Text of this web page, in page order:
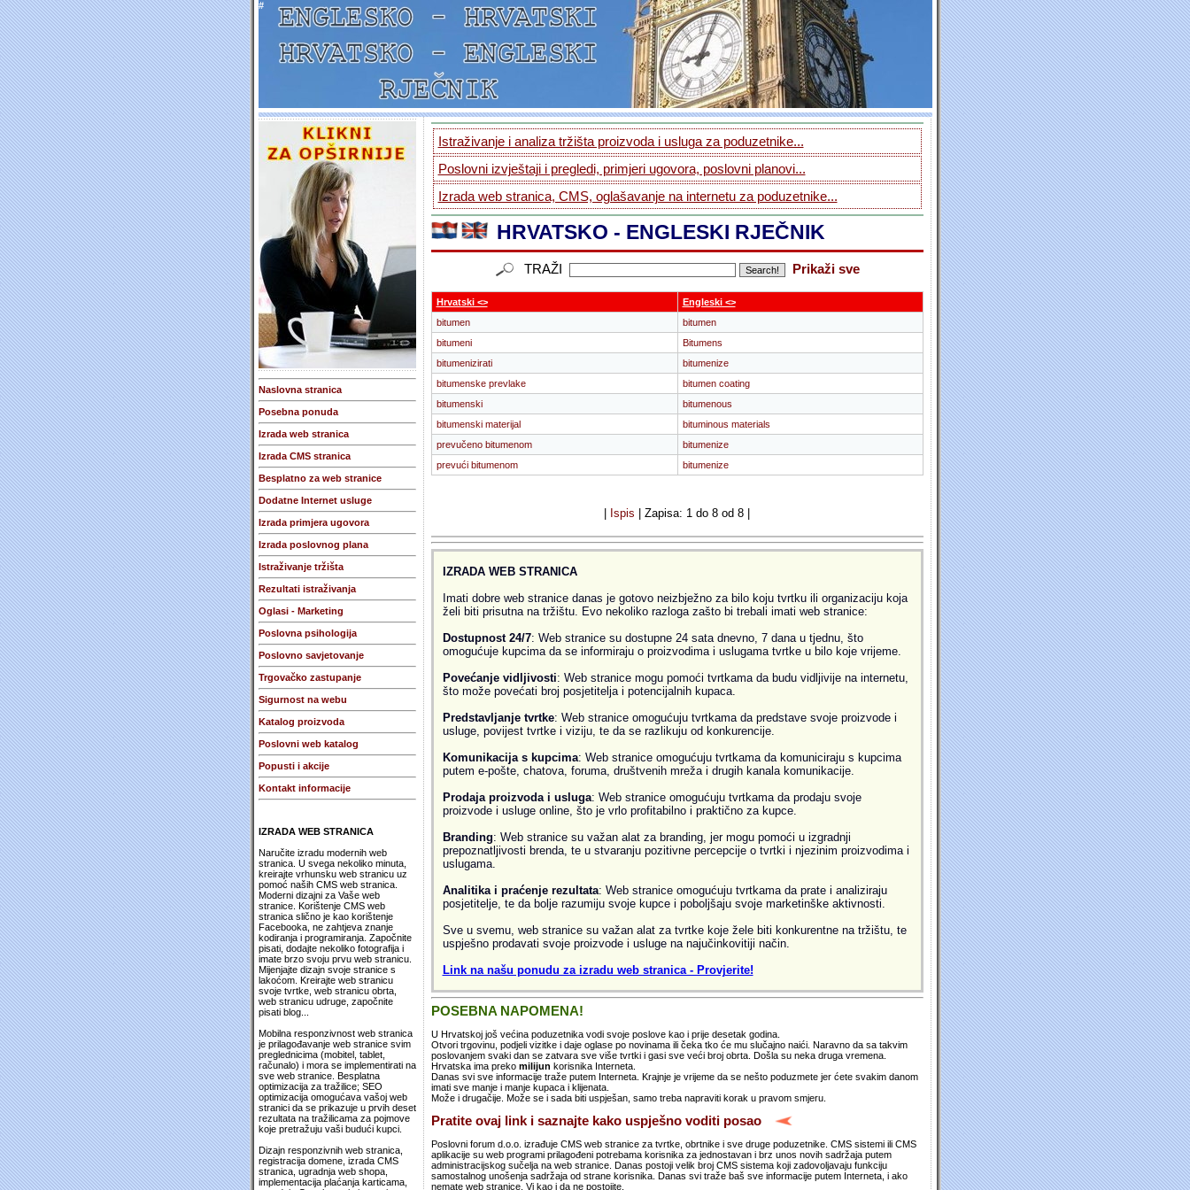
#
Naslovna stranica
Posebna ponuda
Izrada web stranica
Izrada CMS stranica
Besplatno za web stranice
Dodatne Internet usluge
Izrada primjera ugovora
Izrada poslovnog plana
Istraživanje tržišta
Rezultati istraživanja
Oglasi - Marketing
Poslovna psihologija
Poslovno savjetovanje
Trgovačko zastupanje
Sigurnost na webu
Katalog proizvoda
Poslovni web katalog
Popusti i akcije
Kontakt informacije
IZRADA WEB STRANICA
Naručite izradu modernih web
stranica. U svega nekoliko minuta,
kreirajte vrhunsku web stranicu uz
pomoć naših CMS web stranica.
Moderni dizajni za Vaše web
stranice. Korištenje CMS web
stranica slično je kao korištenje
Facebooka, ne zahtjeva znanje
kodiranja i programiranja. Započnite
pisati, dodajte nekoliko fotografija i
imate brzo svoju prvu web stranicu.
Mijenjajte dizajn svoje stranice s
lakoćom. Kreirajte web stranicu
svoje tvrtke, web stranicu obrta,
web stranicu udruge, započnite
pisati blog...
Mobilna responzivnost web stranica
je prilagođavanje web stranice svim
preglednicima (mobitel, tablet,
računalo) i mora se implementirati na
sve web stranice. Besplatna
optimizacija za tražilice; SEO
optimizacija omogućava vašoj web
stranici da se prikazuje u prvih deset
rezultata na tražilicama za pojmove
koje pretražuju vaši budući kupci.
Dizajn responzivnih web stranica,
registracija domene, izrada CMS
stranica, ugradnja web shopa,
implementacija plaćanja karticama,
Istraživanje i analiza tržišta proizvoda i usluga za poduzetnike...
Poslovni izvještaji i pregledi, primjeri ugovora, poslovni planovi...
Izrada web stranica, CMS, oglašavanje na internetu za poduzetnike...
HRVATSKO - ENGLESKI RJEČNIK
TRAŽI Prikaži sve
Hrvatski <>
Engleski <>
bitumen
bitumen
bitumeni
Bitumens
bitumenizirati
bitumenize
bitumenske prevlake
bitumen coating
bitumenski
bitumenous
bitumenski materijal
bituminous materials
prevučeno bitumenom
bitumenize
prevući bitumenom
bitumenize
Ispis | Zapisa: 1 do 8 od 8 |
IZRADA WEB STRANICA
Imati dobre web stranice danas je gotovo neizbježno za bilo koju tvrtku ili organizaciju koja
želi biti prisutna na tržištu. Evo nekoliko razloga zašto bi trebali imati web stranice:
Dostupnost 24/7: Web stranice su dostupne 24 sata dnevno, 7 dana u tjednu, što
omogućuje kupcima da se informiraju o proizvodima i uslugama tvrtke u bilo koje vrijeme.
Povećanje vidljivosti: Web stranice mogu pomoći tvrtkama da budu vidljivije na internetu,
što može povećati broj posjetitelja i potencijalnih kupaca.
Predstavljanje tvrtke: Web stranice omogućuju tvrtkama da predstave svoje proizvode i
usluge, povijest tvrtke i viziju, te da se razlikuju od konkurencije.
Komunikacija s kupcima: Web stranice omogućuju tvrtkama da komuniciraju s kupcima
putem e-pošte, chatova, foruma, društvenih mreža i drugih kanala komunikacije.
Prodaja proizvoda i usluga: Web stranice omogućuju tvrtkama da prodaju svoje
proizvode i usluge online, što je vrlo profitabilno i praktično za kupce.
Branding: Web stranice su važan alat za branding, jer mogu pomoći u izgradnji
prepoznatljivosti brenda, te u stvaranju pozitivne percepcije o tvrtki i njezinim proizvodima i
uslugama.
Analitika i praćenje rezultata: Web stranice omogućuju tvrtkama da prate i analiziraju
posjetitelje, te da bolje razumiju svoje kupce i poboljšaju svoje marketinške aktivnosti.
Sve u svemu, web stranice su važan alat za tvrtke koje žele biti konkurentne na tržištu, te
uspješno prodavati svoje proizvode i usluge na najučinkovitiji način.
Link na našu ponudu za izradu web stranica - Provjerite!
POSEBNA NAPOMENA!
U Hrvatskoj još većina poduzetnika vodi svoje poslove kao i prije desetak godina.
Otvori trgovinu, podjeli vizitke i daje oglase po novinama ili čeka tko će mu slučajno naići. Naravno da sa takvim
poslovanjem svaki dan se zatvara sve više tvrtki i gasi sve veći broj obrta. Došla su neka druga vremena.
Hrvatska ima preko milijun korisnika Interneta.
Danas svi sve informacije traže putem Interneta. Krajnje je vrijeme da se nešto poduzmete jer ćete svakim danom
imati sve manje i manje kupaca i klijenata.
Može i drugačije. Može se i sada biti uspješan, samo treba napraviti korak u pravom smjeru.
Pratite ovaj link i saznajte kako uspješno voditi posao
Poslovni forum d.o.o. izrađuje CMS web stranice za tvrtke, obrtnike i sve druge poduzetnike. CMS sistemi ili CMS
aplikacije su web programi prilagođeni potrebama korisnika za jednostavan i brz unos novih sadržaja putem
administracijskog sučelja na web stranice. Danas postoji velik broj CMS sistema koji zadovoljavaju funkciju
samostalnog unošenja sadržaja od strane korisnika. Danas svi traže baš sve informacije putem Interneta, i ako
nemate web stranice, Vi kao i da ne postojite.